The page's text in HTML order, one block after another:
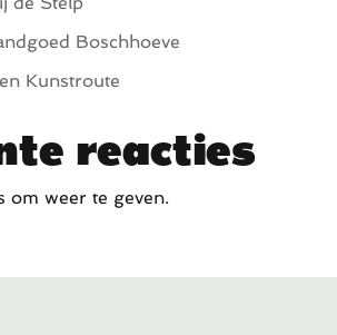
Boschhoeve
Kunstroute
reacties
om weer te geven.